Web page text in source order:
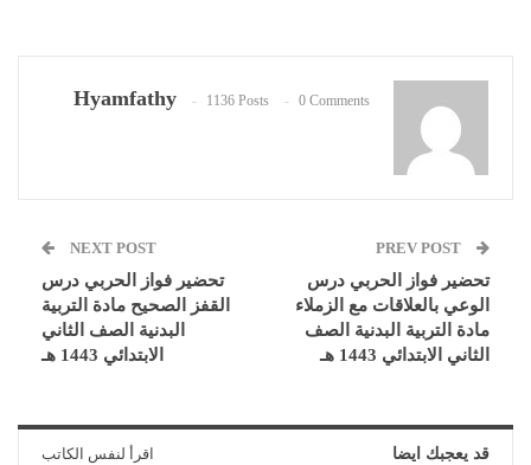
Hyamfathy 1136 Posts 0 Comments
تحضير فواز الحربي درس
الوعي بالعلاقات مع الزملاء
مادة التربية البدنية الصف
الثاني الابتدائي 1443 هـ
NEXT POST
تحضير فواز الحربي درس
القفز الصحيح مادة التربية
البدنية الصف الثاني
الابتدائي 1443 هـ
قد يعجبك ايضا اقرأ لنفس الكاتب